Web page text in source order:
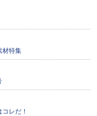
材特集
レだ！